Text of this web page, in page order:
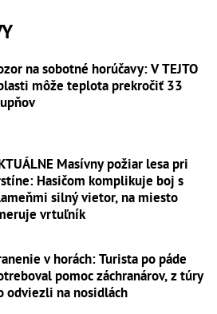
na sobotné horúčavy: V TEJTO
môže teplota prekročiť 33
Masívny požiar lesa pri
Hasičom komplikuje boj s
silný vietor, na miesto
vrtuľník
v horách: Turista po páde
pomoc záchranárov, z túry
odviezli na nosidlách